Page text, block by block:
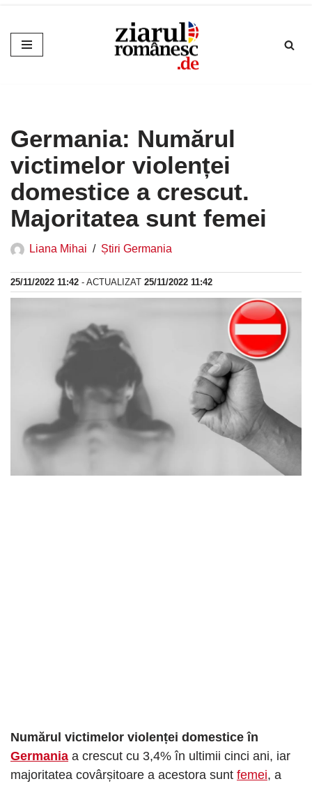
Sari
la
Germania: Numărul
victimelor violenței
domestice a crescut.
Majoritatea sunt femei
Liana Mihai Știri Germania
25/11/2022 11:42 - ACTUALIZAT 25/11/2022 11:42
Numărul victimelor violenței domestice în
Germania a crescut cu 3,4% în ultimii cinci ani, iar
majoritatea covârșitoare a acestora sunt femei, a